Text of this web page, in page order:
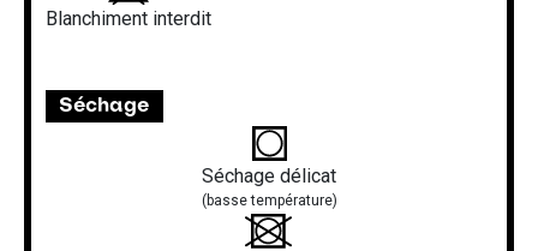
Blanchiment interdit
Séchage
Séchage délicat
(basse température)